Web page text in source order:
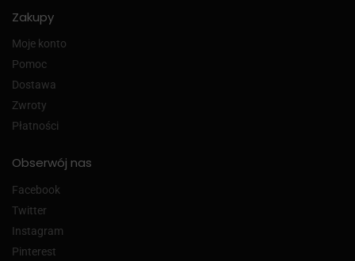
Zakupy
Moje konto
Pomoc
Dostawa
Zwroty
Płatności
Obserwój nas
Facebook
Twitter
Instagram
Pinterest